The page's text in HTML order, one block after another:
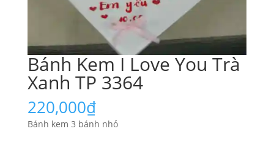
Bánh Kem I Love You Trà
Xanh TP 3364
220,000₫
Bánh kem 3 bánh nhỏ